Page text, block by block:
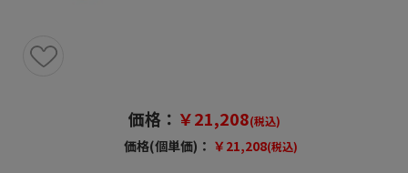
価格： ￥21,208(税込)
価格(個単価)： ￥21,208(税込)